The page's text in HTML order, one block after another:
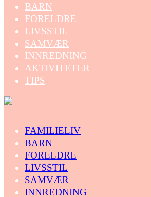
BARN
FORELDRE
LIVSSTIL
SAMVÆR
INNREDNING
AKTIVITETER
TIPS
FAMILIELIV
BARN
FORELDRE
LIVSSTIL
SAMVÆR
INNREDNING